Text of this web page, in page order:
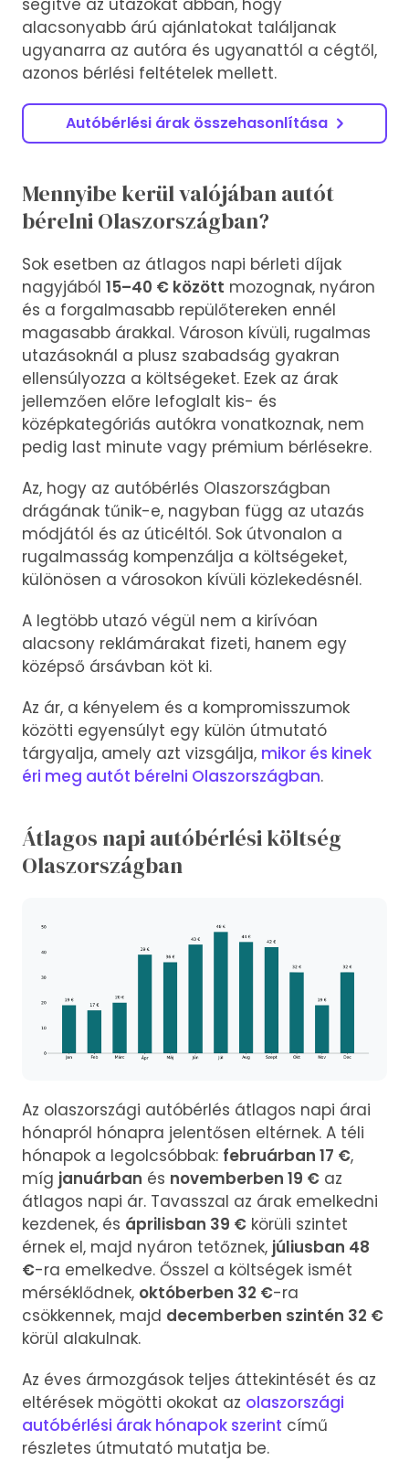
segítve az utazókat abban, hogy
alacsonyabb árú ajánlatokat találjanak
ugyanarra az autóra és ugyanattól a cégtől,
azonos bérlési feltételek mellett.
Autóbérlési árak összehasonlítása
Mennyibe kerül valójában autót
bérelni Olaszországban?
Sok esetben az átlagos napi bérleti díjak
nagyjából 15–40 € között mozognak, nyáron
és a forgalmasabb repülőtereken ennél
magasabb árakkal. Városon kívüli, rugalmas
utazásoknál a plusz szabadság gyakran
ellensúlyozza a költségeket. Ezek az árak
jellemzően előre lefoglalt kis- és
középkategóriás autókra vonatkoznak, nem
pedig last minute vagy prémium bérlésekre.
Az, hogy az autóbérlés Olaszországban
drágának tűnik-e, nagyban függ az utazás
módjától és az úticéltól. Sok útvonalon a
rugalmasság kompenzálja a költségeket,
különösen a városokon kívüli közlekedésnél.
A legtöbb utazó végül nem a kirívóan
alacsony reklámárakat fizeti, hanem egy
középső ársávban köt ki.
Az ár, a kényelem és a kompromisszumok
közötti egyensúlyt egy külön útmutató
tárgyalja, amely azt vizsgálja, mikor és kinek
éri meg autót bérelni Olaszországban.
Átlagos napi autóbérlési költség
Olaszországban
Az olaszországi autóbérlés átlagos napi árai
hónapról hónapra jelentősen eltérnek. A téli
hónapok a legolcsóbbak: februárban 17 €,
míg januárban és novemberben 19 € az
átlagos napi ár. Tavasszal az árak emelkedni
kezdenek, és áprilisban 39 € körüli szintet
érnek el, majd nyáron tetőznek, júliusban 48
€-ra emelkedve. Ősszel a költségek ismét
mérséklődnek, októberben 32 €-ra
csökkennek, majd decemberben szintén 32 €
körül alakulnak.
Az éves ármozgások teljes áttekintését és az
eltérések mögötti okokat az olaszországi
autóbérlési árak hónapok szerint című
részletes útmutató mutatja be.